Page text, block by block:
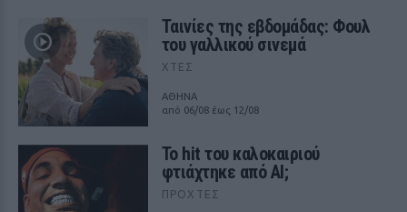
Ταινίες της εβδομάδας: Φουλ
του γαλλικού σινεμά
ΧΤΕΣ
ΑΘΗΝΑ
από 06/08 έως 12/08
Το hit του καλοκαιριού
φτιάχτηκε από AI;
ΠΡΟΧΤΈΣ